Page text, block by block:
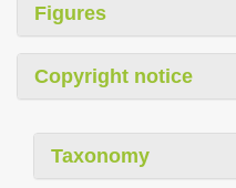
Figures
Copyright notice
Taxonomy